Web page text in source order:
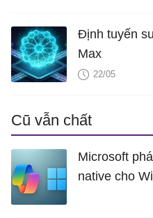
Định tuyến
Max
22/05
Cũ vẫn chất
Microsoft
native cho